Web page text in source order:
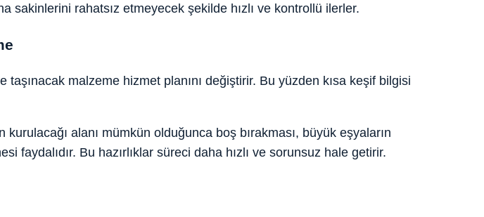
sakinlerini rahatsız etmeyecek şekilde hızlı ve kontrollü ilerler.
malzeme hizmet planını değiştirir. Bu yüzden kısa keşif bilgisi
alanı mümkün olduğunca boş bırakması, büyük eşyaların
faydalıdır. Bu hazırlıklar süreci daha hızlı ve sorunsuz hale getirir.